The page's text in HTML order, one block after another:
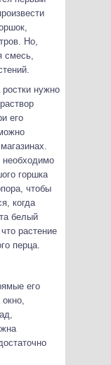
Но,
смесь,
ростки нужно
его
необходимо
горшка
чтобы
когда
белый
растение
перца.
его